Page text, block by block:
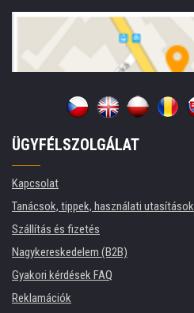
ÜGYFÉLSZOLGÁLAT
Kapcsolat
Tanácsok, tippek, használati utasítások
Szállítás és fizetés
Nagykereskedelem (B2B)
Gyakori kérdések FAQ
Reklamációk